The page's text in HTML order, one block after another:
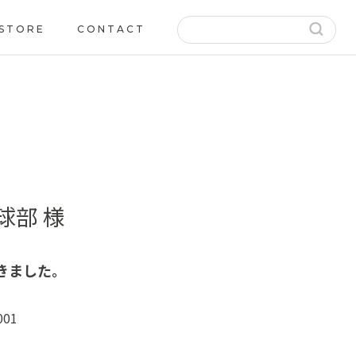
CONTACT
部 様
した。